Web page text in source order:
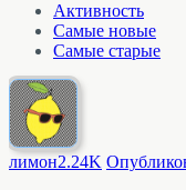
Активность
Самые новые
Самые старые
лимон2.24K